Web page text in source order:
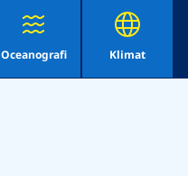
Oceanografi Klimat